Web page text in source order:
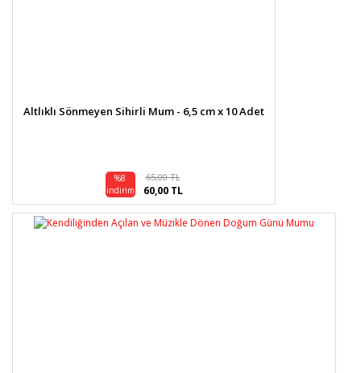
Altlıklı Sönmeyen Sihirli Mum - 6,5 cm x 10 Adet
%8
indirim
65,00 TL
60,00 TL